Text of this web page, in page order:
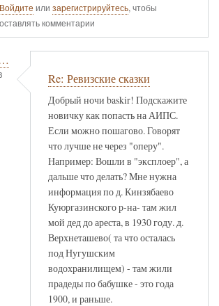
Войдите или зарегистрируйтесь, чтобы
оставлять комментарии
Re: Ревизские сказки
Добрый ночи baskir! Подскажите
новичку как попасть на АИПС.
Если можно пошагово. Говорят
что лучше не через "оперу".
Например: Вошли в "эксплоер", а
дальше что делать? Мне нужна
информация по д. Кинзябаево
Куюргазинского р-на- там жил
мой дед до ареста, в 1930 году. д.
Верхнеташево( та что осталась
под Нугушским
водохранилищем) - там жили
прадеды по бабушке - это года
1900, и раньше.